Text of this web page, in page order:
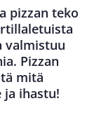
pizzan teko
valmistuu
Pizzan
mitä
ja ihastu!